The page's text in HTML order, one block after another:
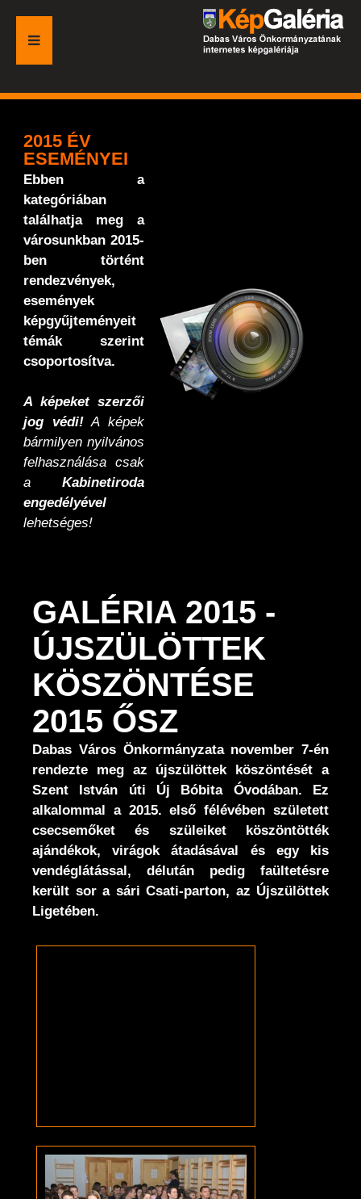
FŐOLDAL
GALÉRIA
ESEMÉNYEK
VÁROSI HONLAP
2015 ÉV
ESEMÉNYEI
Ebben a
kategóriában
találhatja meg a
városunkban 2015-
ben történt
rendezvények,
események
képgyűjteményeit
témák szerint
csoportosítva.
A képeket szerzői
jog védi!A képek
bármilyen nyilvános
felhasználása csak
a Kabinetiroda
engedélyével
lehetséges!
GALÉRIA 2015 -
ÚJSZÜLÖTTEK
KÖSZÖNTÉSE
2015 ŐSZ
Dabas Város Önkormányzata november 7-én
rendezte meg az újszülöttek köszöntését a
Szent István úti Új Bóbita Óvodában. Ez
alkalommal a 2015. első félévében született
csecsemőket és szüleiket köszöntötték
ajándékok, virágok átadásával és egy kis
vendéglátással, délután pedig faültetésre
került sor a sári Csati-parton, az Újszülöttek
Ligetében.